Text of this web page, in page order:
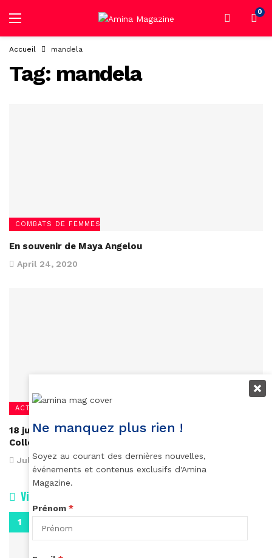
0
Accueil mandela
Tag: mandela
COMBATS DE FEMMES
En souvenir de Maya Angelou
April 24, 2020
ACTUALITÉS
18 juillet, journée internationale de Nelson Mandela : le
Collectif Africa 50 revisite ses œuvres
July 13, 2018
Vidéos
Ne manquez plus rien !
Soyez au courant des dernières nouvelles,
événements et contenus exclusifs d'Amina
Magazine.
Prénom *